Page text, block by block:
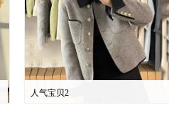
人气宝贝2